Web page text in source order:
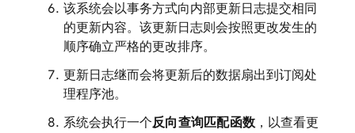
该系统会以事务方式向内部更新日志提交相同
的更新内容。该更新日志则会按照更改发生的
顺序确立严格的更改排序。
更新日志继而会将更新后的数据扇出到订阅处
理程序池。
系统会执行一个反向查询匹配函数，以查看更